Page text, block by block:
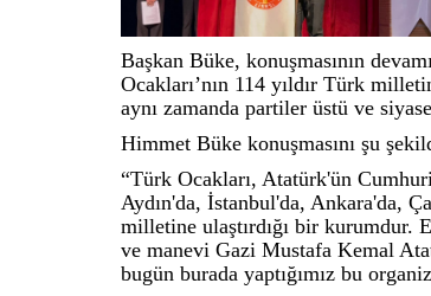
Başkan Büke, konuşmasının
Ocakları’nın 114 yıldır Türk
aynı zamanda partiler üstü ve
Himmet Büke konuşmasını şu
“Türk Ocakları, Atatürk'ün
Aydın'da, İstanbul'da, Ankara'da,
milletine ulaştırdığı bir kurumdur.
ve manevi Gazi Mustafa Kemal
bugün burada yaptığımız bu